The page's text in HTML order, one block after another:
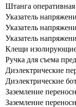
Штанга
Указатель
Указатель
Указатель
Клещи
Ручка для съема
Диэлектрические
Диэлектрические
Заземление
Заземление